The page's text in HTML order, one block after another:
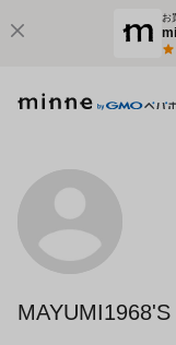
お